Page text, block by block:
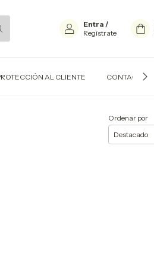
Entra /
Regístrate
AL CLIENTE CONTACTO
Ordenar por